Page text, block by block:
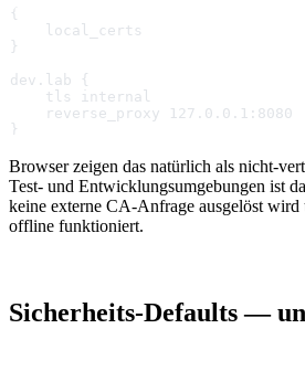
{
    local_certs
}
dev.lab {
    tls internal
    reverse_proxy 127.0.0.1:8080
}
Browser zeigen das natürlich als nicht-
Test- und Entwicklungsumgebungen ist
keine externe CA-Anfrage ausgelöst wird
offline funktioniert.
Sicherheits-Defaults —